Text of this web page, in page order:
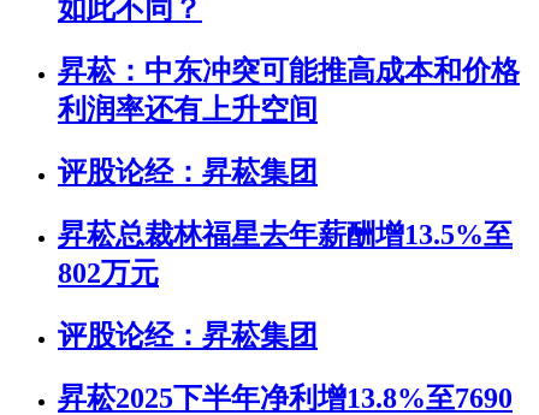
如此不同？
昇菘：中东冲突可能推高成本和价格
利润率还有上升空间
评股论经：昇菘集团
昇菘总裁林福星去年薪酬增13.5%至
802万元
评股论经：昇菘集团
昇菘2025下半年净利增13.8%至7690